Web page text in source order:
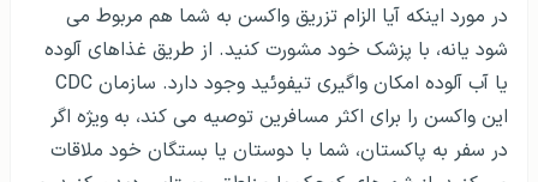
در مورد اینکه آیا الزام تزریق واکسن به شما هم مربوط می
شود یانه، با پزشک خود مشورت کنید. از طریق غذاهای آلوده
یا آب آلوده امکان واگیری تیفوئید وجود دارد. سازمان CDC
این واکسن را برای اکثر مسافرین توصیه می کند، به ویژه اگر
در سفر به پاکستان، شما با دوستان یا بستگان خود ملاقات